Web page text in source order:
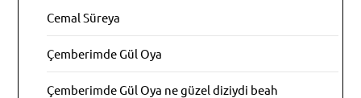
Cemal Süreya
Çemberimde Gül Oya
Çemberimde Gül Oya ne güzel diziydi beah